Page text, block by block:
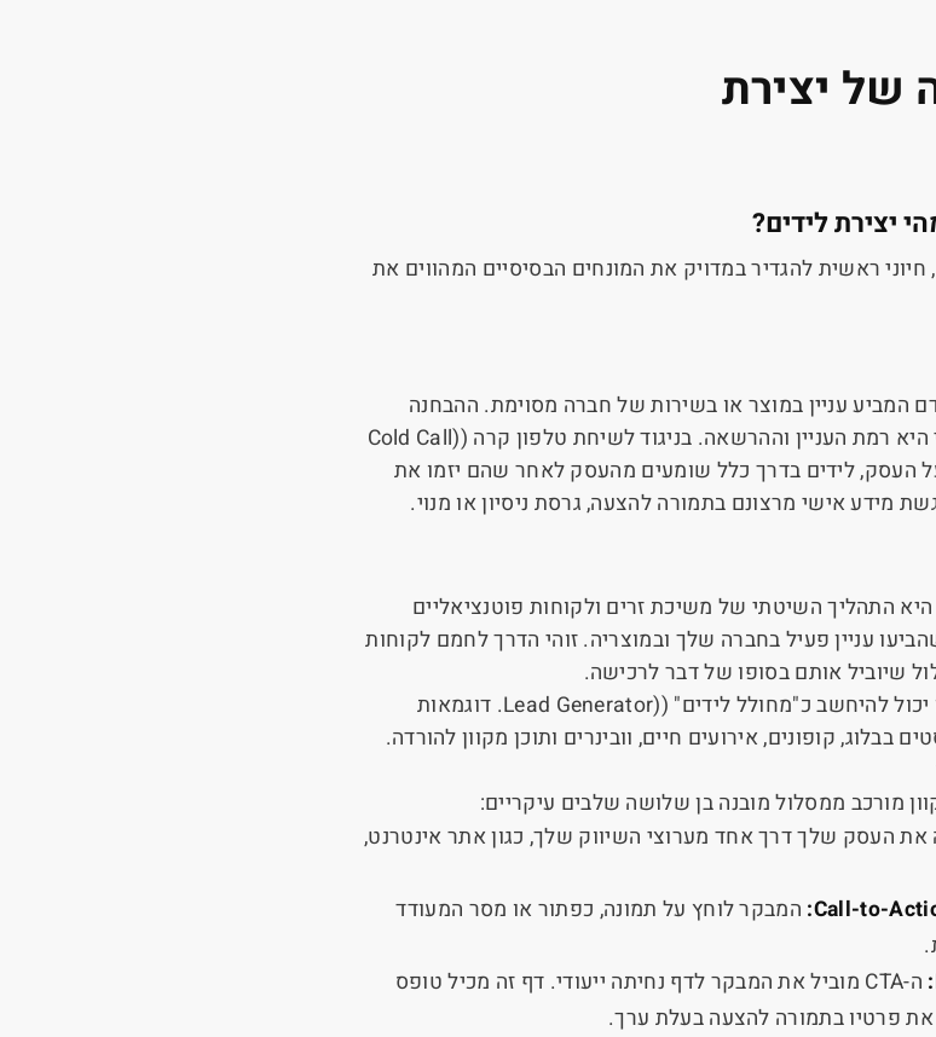
של יצירת
יצירת לידים?
ראשית להגדיר במדויק את המונחים הבסיסיים המהווים את
המביע עניין במוצר או בשירות של חברה מסוימת. ההבחנה
היא רמת העניין וההרשאה. בניגוד לשיחת טלפון קרה (Cold Call)
לידים בדרך כלל שומעים מהעסק לאחר שהם יזמו את
מידע אישי מרצונם בתמורה להצעה, גרסת ניסיון או מנוי.
היא התהליך השיטתי של משיכת זרים ולקוחות פוטנציאליים
עניין פעיל בחברה שלך ובמוצריה. זוהי הדרך לחמם לקוחות
שיוביל אותם בסופו של דבר לרכישה.
להיחשב כ"מחולל לידים" (Lead Generator)
. דוגמאות
בבלוג, קופונים, אירועים חיים, וובינרים ותוכן מקוון להורדה.
מורכב ממסלול מובנה בן שלושה שלבים עיקריים:
העסק שלך דרך אחד מערוצי השיווק שלך, כגון אתר אינטרנט,
Call-to-
: המבקר לוחץ על תמונה, כפתור או מסר המעודד
: ה-CTA מוביל את המבקר לדף נחיתה ייעודי. דף זה מכיל טופס
פרטיו בתמורה להצעה בעלת ערך.